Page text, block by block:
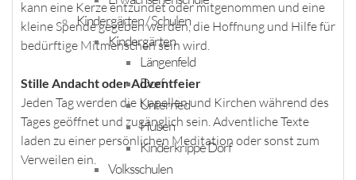
Kindergärten / Schulen
Kindergärten
Längenfeld
Dorf
Unterried
Huben
Kinderkrippe Dorf
Volksschulen
kann eine Kerze entzündet oder mitgenommen und eine
kleine Spende gegeben werden, die Hoffnung und Hilfe für
bedürftige Mitmenschen sein wird.
Stille Andacht oder Adventfeier
Jeden Tag werden die Kapellen und Kirchen während des
Tages geöffnet und zugänglich sein. Adventliche Texte
laden zu einer persönlichen Meditation oder sonst zum
Verweilen ein.